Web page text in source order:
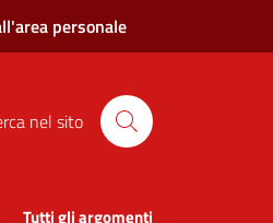
personale
nel sito
Tutti gli argomenti